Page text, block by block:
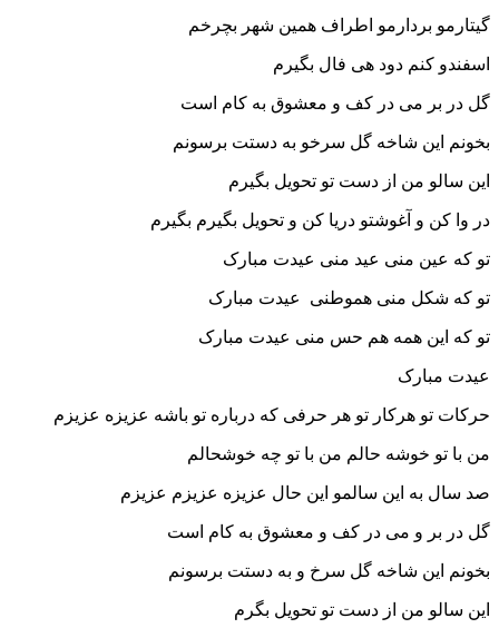
بردارمو اطراف همین شهر بچرخم
دود هی فال بگیرم
می در کف و معشوق به کام است
شاخه گل سرخو به دستت برسونم
من از دست تو تحویل بگیرم
و آغوشتو دریا کن و تحویل بگیرم بگیرم
منی عید منی عیدت مبارک
منی هموطنی عیدت مبارک
همه هم حس منی عیدت مبارک
هرکار تو هر حرفی که درباره تو باشه عزیزه عزیزم
خوشه حالم من با تو چه خوشحالم
این سالمو این حال عزیزه عزیزم عزیزم
و می در کف و معشوق به کام است
شاخه گل سرخ و به دستت برسونم
من از دست تو تحویل بگرم